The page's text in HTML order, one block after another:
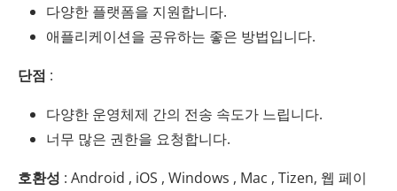
다양한 플랫폼을 지원합니다.
애플리케이션을 공유하는 좋은 방법입니다.
단점 :
다양한 운영체제 간의 전송 속도가 느립니다.
너무 많은 권한을 요청합니다.
호환성 : Android , iOS , Windows , Mac , Tizen, 웹 페이